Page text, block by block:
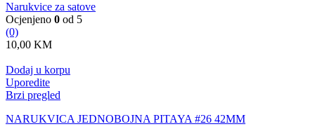
Narukvice za satove
Ocjenjeno 0 od 5
(0)
10,00 KM
Dodaj u korpu
Uporedite
Brzi pregled
NARUKVICA JEDNOBOJNA PITAYA #26 42MM